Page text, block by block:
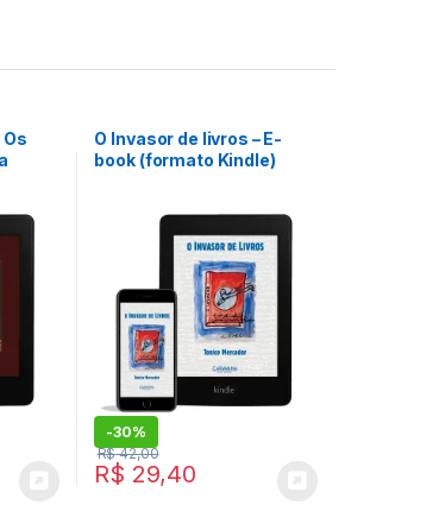
O Invasor de livros – E-
book (formato Kindle)
-30%
R$ 29,40
R$42,00